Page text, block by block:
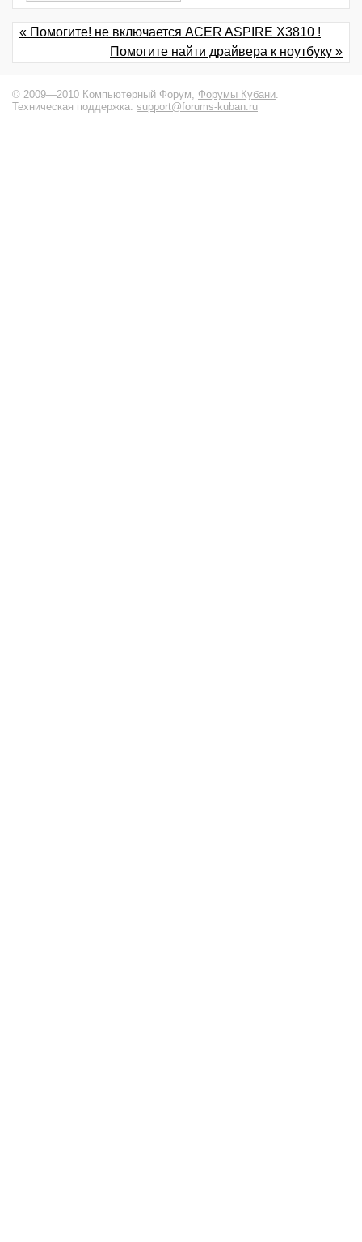
« Помогите! не включается ACER ASPIRE X3810 !
Помогите найти драйвера к ноутбуку »
© 2009—2010 Компьютерный Форум, Форумы Кубани
Техническая поддержка: support@forums-kuban.ru